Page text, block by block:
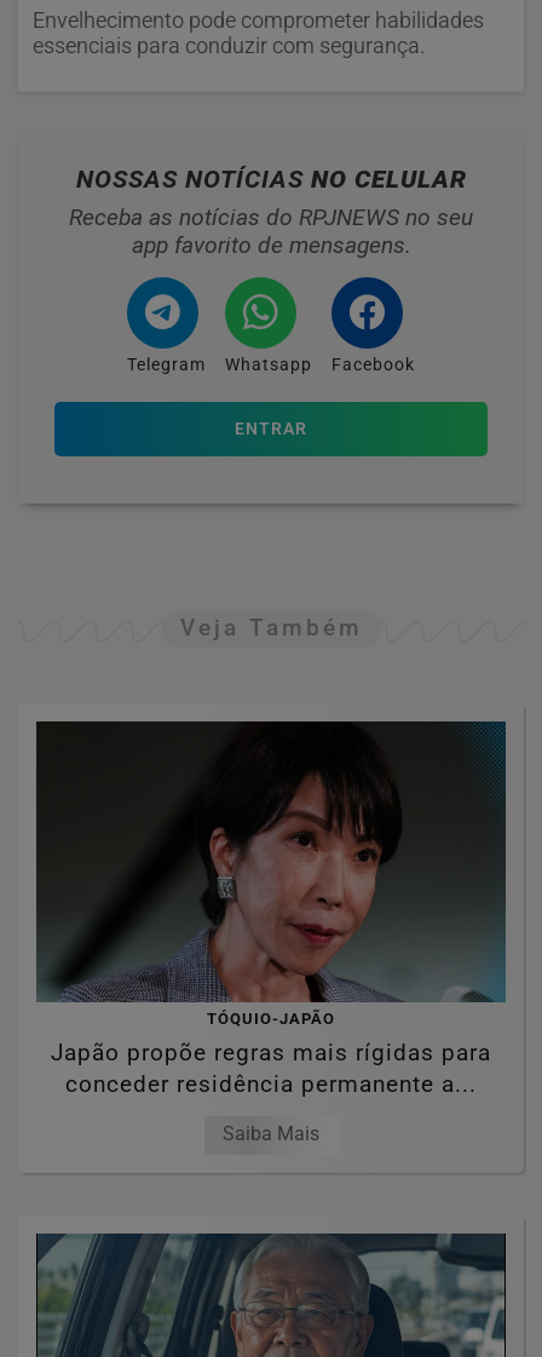
Envelhecimento pode comprometer habilidades
essenciais para conduzir com segurança.
NOSSAS NOTÍCIAS NO CELULAR
Receba as notícias do RPJNEWS no seu
app favorito de mensagens.
Telegram Whatsapp Facebook
ENTRAR
Veja Também
TÓQUIO-JAPÃO
Japão propõe regras mais rígidas para
conceder residência permanente a...
Saiba Mais